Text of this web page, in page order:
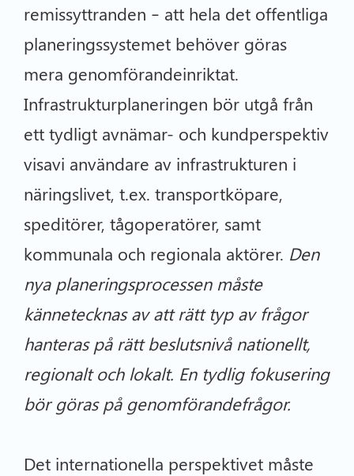
remissyttranden – att hela det offentliga
planeringssystemet behöver göras
mera genomförandeinriktat.
Infrastrukturplaneringen bör utgå från
ett tydligt avnämar- och kundperspektiv
visavi användare av infrastrukturen i
näringslivet, t.ex. transportköpare,
speditörer, tågoperatörer, samt
kommunala och regionala aktörer. Den
nya planeringsprocessen måste
kännetecknas av att rätt typ av frågor
hanteras på rätt beslutsnivå nationellt,
regionalt och lokalt. En tydlig fokusering
bör göras på genomförandefrågor.
Det internationella perspektivet måste